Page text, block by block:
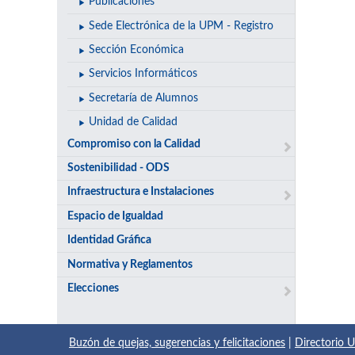
Sede Electrónica de la UPM - Registro
Sección Económica
Servicios Informáticos
Secretaría de Alumnos
Unidad de Calidad
Compromiso con la Calidad
Sostenibilidad - ODS
Infraestructura e Instalaciones
Espacio de Igualdad
Identidad Gráfica
Normativa y Reglamentos
Elecciones
Buzón de quejas, sugerencias y felicitaciones Directorio